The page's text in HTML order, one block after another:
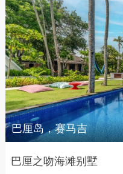
巴厘岛，赛马吉
巴厘之吻海滩别墅